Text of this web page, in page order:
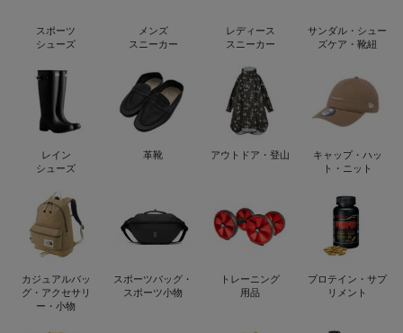
スポーツ
シューズ
メンズ
スニーカー
レディース
スニーカー
サンダル・シュー
ズケア・靴紐
レイン
シューズ
革靴 アウトドア・登山
キャップ・ハッ
ト・ニット
カジュアルバッ
グ・アクセサリ
ー・小物
スポーツバッグ・
スポーツ小物
トレーニング
用品
プロテイン・サプ
リメント